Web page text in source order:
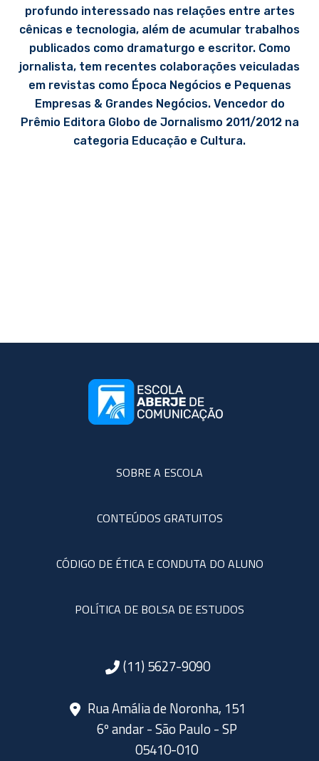
profundo interessado nas relações entre artes
cênicas e tecnologia, além de acumular trabalhos
publicados como dramaturgo e escritor. Como
jornalista, tem recentes colaborações veiculadas
em revistas como Época Negócios e Pequenas
Empresas & Grandes Negócios. Vencedor do
Prêmio Editora Globo de Jornalismo 2011/2012 na
categoria Educação e Cultura.
SOBRE A ESCOLA
CONTEÚDOS GRATUITOS
CÓDIGO DE ÉTICA E CONDUTA DO ALUNO
POLÍTICA DE BOLSA DE ESTUDOS
(11) 5627-9090
Rua Amália de Noronha, 151
6º andar - São Paulo - SP
05410-010